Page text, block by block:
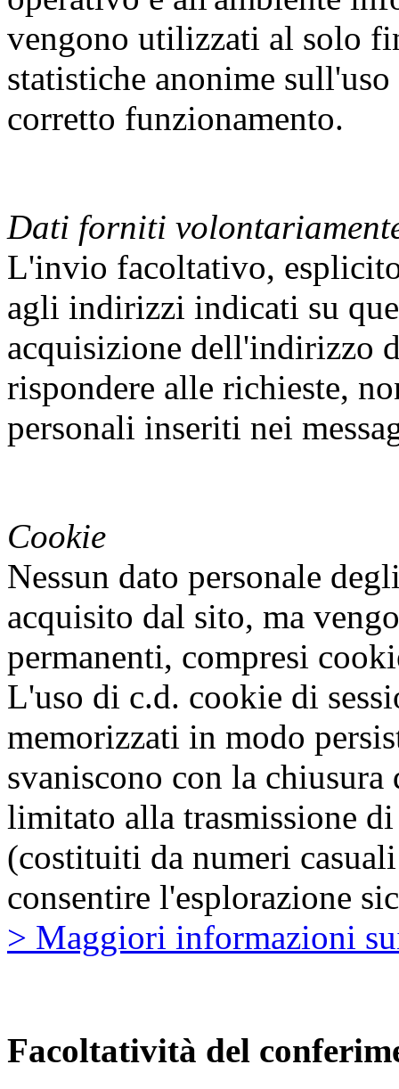
vengono utilizzati al solo
statistiche anonime
corretto funzionamento.
Dati forniti
L'invio facoltativo,
agli indirizzi indicati su
acquisizione dell'indirizzo
rispondere alle richieste,
personali inseriti nei
Cookie
Nessun dato personale
acquisito dal sito, ma
permanenti, compresi
L'uso di c.d. cookie di
memorizzati in modo
svaniscono con la chiusura
limitato alla trasmissione
(costituiti da numeri
consentire l'esplorazione
> Maggiori informazioni
Facoltatività del